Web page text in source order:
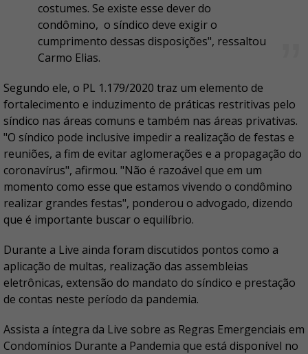
costumes. Se existe esse dever do
condômino, o síndico deve exigir o
cumprimento dessas disposições", ressaltou
Carmo Elias.
Segundo ele, o PL 1.179/2020 traz um elemento de
fortalecimento e induzimento de práticas restritivas pelo
síndico nas áreas comuns e também nas áreas privativas.
"O síndico pode inclusive impedir a realização de festas e
reuniões, a fim de evitar aglomerações e a propagação do
coronavírus", afirmou. "Não é razoável que em um
momento como esse que estamos vivendo o condômino
realizar grandes festas", ponderou o advogado, dizendo
que é importante buscar o equilíbrio.
Durante a Live ainda foram discutidos pontos como a
aplicação de multas, realização das assembleias
eletrônicas, extensão do mandato do síndico e prestação
de contas neste período da pandemia.
Assista a íntegra da Live sobre as Regras Emergenciais em
Condomínios Durante a Pandemia que está disponível no